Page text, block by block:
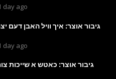
day ago
גיבור אוצר: איך וויל האבן דעם
day ago
גיבור אוצר: כאטש א שייכות